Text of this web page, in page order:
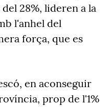
28%, lideren a la
l'anhel del
força, que es
en aconseguir
prop de l'1%